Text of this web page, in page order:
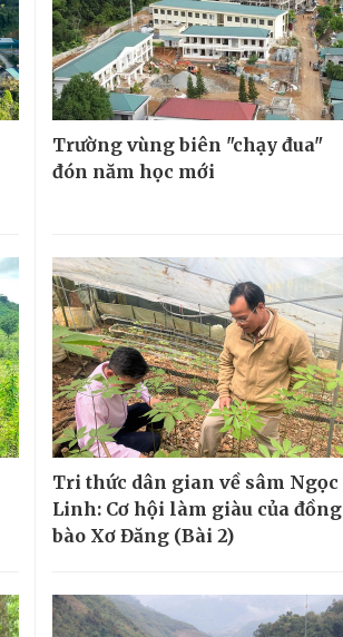
Trường vùng biên "chạy đua"
đón năm học mới
Tri thức dân gian về sâm Ngọc
Linh: Cơ hội làm giàu của đồng
bào Xơ Đăng (Bài 2)